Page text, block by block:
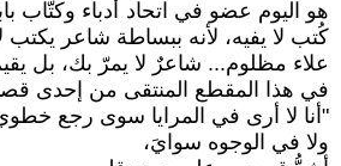
هو اليوم عضو في اتحاد أدباء وكتّاب
كُتب لا يفيه، لأنه ببساطة شاعر
علاء مظلوم... شاعرٌ لا يمرّ بك، بل
في هذا المقطع المنتقى من إحدى
"أنا لا أرى في المرايا سوى رجع
ولا في الوجوه سوايَ،